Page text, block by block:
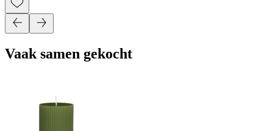
Vaak samen gekocht